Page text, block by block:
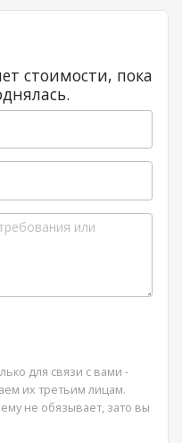
стоимости, пока
для связи с вами -
их третьим лицам.
не обязывает, зато вы